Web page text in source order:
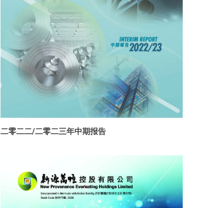
二零二二/二零二三年中期报告